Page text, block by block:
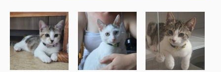
FORUM